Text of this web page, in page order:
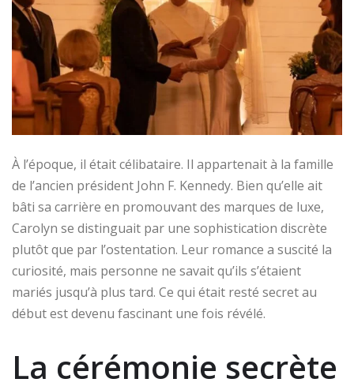
À l’époque, il était célibataire. Il appartenait à la famille
de l’ancien président John F. Kennedy. Bien qu’elle ait
bâti sa carrière en promouvant des marques de luxe,
Carolyn se distinguait par une sophistication discrète
plutôt que par l’ostentation. Leur romance a suscité la
curiosité, mais personne ne savait qu’ils s’étaient
mariés jusqu’à plus tard. Ce qui était resté secret au
début est devenu fascinant une fois révélé.
La cérémonie secrète